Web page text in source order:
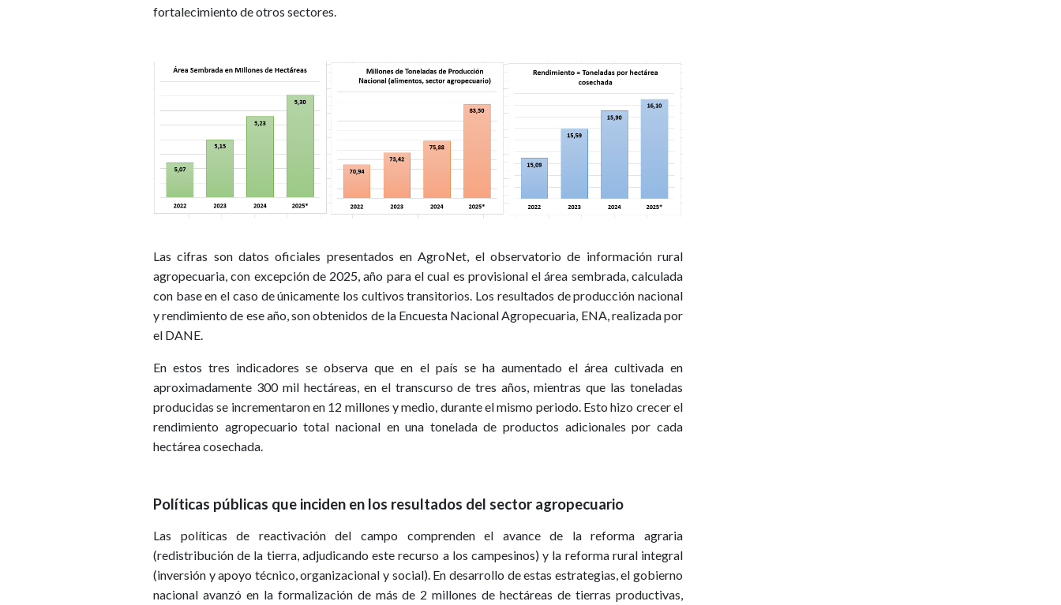
fortalecimiento de otros sectores.
Las cifras son datos oficiales presentados en AgroNet, el observatorio de información rural
agropecuaria, con excepción de 2025, año para el cual es provisional el área sembrada, calculada
con base en el caso de únicamente los cultivos transitorios. Los resultados de producción nacional
y rendimiento de ese año, son obtenidos de la Encuesta Nacional Agropecuaria, ENA, realizada por
el DANE.
En estos tres indicadores se observa que en el país se ha aumentado el área cultivada en
aproximadamente 300 mil hectáreas, en el transcurso de tres años, mientras que las toneladas
producidas se incrementaron en 12 millones y medio, durante el mismo periodo. Esto hizo crecer el
rendimiento agropecuario total nacional en una tonelada de productos adicionales por cada
hectárea cosechada.
Políticas públicas que inciden en los resultados del sector agropecuario
Las políticas de reactivación del campo comprenden el avance de la reforma agraria
(redistribución de la tierra, adjudicando este recurso a los campesinos) y la reforma rural integral
(inversión y apoyo técnico, organizacional y social). En desarrollo de estas estrategias, el gobierno
nacional avanzó en la formalización de más de 2 millones de hectáreas de tierras productivas,